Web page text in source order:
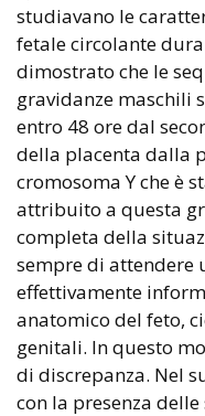
studiavano le
fetale circolante
dimostrato che le
gravidanze maschili
entro 48 ore dal
della placenta dalla
cromosoma Y che è
attribuito a questa
completa della
sempre di attendere
effettivamente
anatomico del feto,
genitali. In questo
di discrepanza. Nel
con la presenza